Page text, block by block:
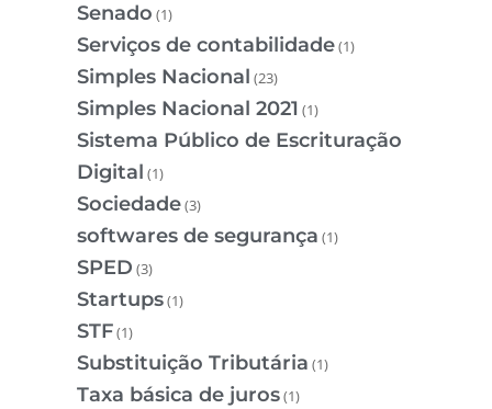
Senado (1)
Serviços de contabilidade(1)
Simples Nacional (23)
Simples Nacional 2021 (1)
Sistema Público de Escrituração
Digital (1)
Sociedade(3)
softwares de segurança (1)
SPED (3)
Startups(1)
STF(1)
Substituição Tributária (1)
Taxa básica de juros(1)